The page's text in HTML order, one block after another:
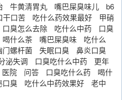
牛黄清胃丸 嘴巴屎臭味儿
b6
干口苦 吃什么药效果最好
甲硝
口臭怎么去除 吃什么中药
口臭
喝什么茶 嘴巴屎臭味
吃什么
门螺杆菌 失眠口臭
鼻炎口臭
泌失调 口臭吃什么中药
更年
医院 问答 口臭吃什么药
喝什
口臭 吃什么中药效果好
老中